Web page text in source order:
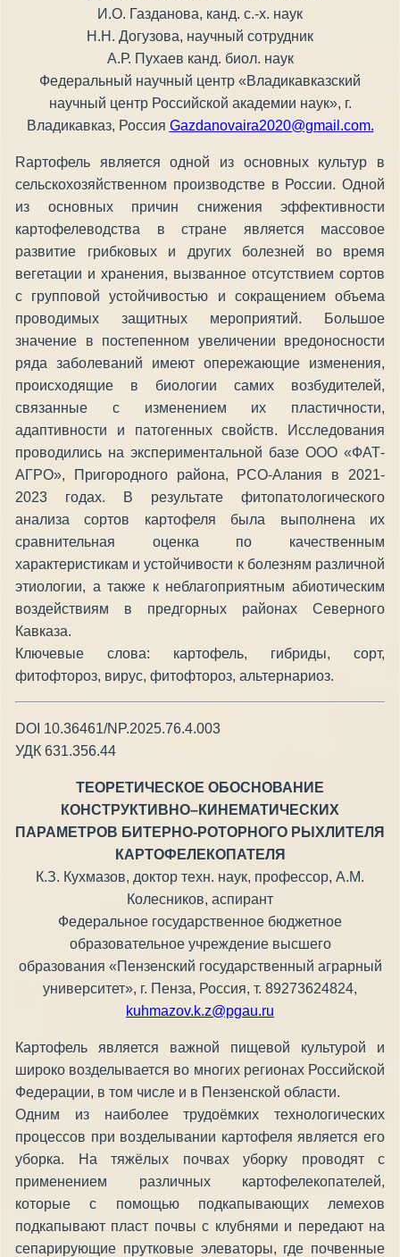
И.О. Газданова, канд. с.-х. наук
Н.Н. Догузова, научный сотрудник
А.Р. Пухаев канд. биол. наук
Федеральный научный центр «Владикавказский
научный центр Российской академии наук», г.
Владикавказ, Россия Gazdanovaira2020@gmail.com.
Rартофель является одной из основных культур в
сельскохозяйственном производстве в России. Одной
из основных причин снижения эффективности
картофелеводства в стране является массовое
развитие грибковых и других болезней во время
вегетации и хранения, вызванное отсутствием сортов
с групповой устойчивостью и сокращением объема
проводимых защитных мероприятий. Большое
значение в постепенном увеличении вредоносности
ряда заболеваний имеют опережающие изменения,
происходящие в биологии самих возбудителей,
связанные с изменением их пластичности,
адаптивности и патогенных свойств. Исследования
проводились на экспериментальной базе ООО «ФАТ-
АГРО», Пригородного района, РСО-Алания в 2021-
2023 годах. В результате фитопатологического
анализа сортов картофеля была выполнена их
сравнительная оценка по качественным
характеристикам и устойчивости к болезням различной
этиологии, а также к неблагоприятным абиотическим
воздействиям в предгорных районах Северного
Кавказа.
Ключевые слова: картофель, гибриды, сорт,
фитофтороз, вирус, фитофтороз, альтернариоз.
DOI 10.36461/NP.2025.76.4.003
УДК 631.356.44
ТЕОРЕТИЧЕСКОЕ ОБОСНОВАНИЕ
КОНСТРУКТИВНО–КИНЕМАТИЧЕСКИХ
ПАРАМЕТРОВ БИТЕРНО-РОТОРНОГО РЫХЛИТЕЛЯ
КАРТОФЕЛЕКОПАТЕЛЯ
К.З. Кухмазов, доктор техн. наук, профессор, А.М.
Колесников, аспирант
Федеральное государственное бюджетное
образовательное учреждение высшего
образования «Пензенский государственный аграрный
университет», г. Пенза, Россия, т. 89273624824,
kuhmazov.k.z@pgau.ru
Картофель является важной пищевой культурой и
широко возделывается во многих регионах Российской
Федерации, в том числе и в Пензенской области.
Одним из наиболее трудоёмких технологических
процессов при возделывании картофеля является его
уборка. На тяжёлых почвах уборку проводят с
применением различных картофелекопателей,
которые с помощью подкапывающих лемехов
подкапывают пласт почвы с клубнями и передают на
сепарирующие прутковые элеваторы, где почвенные